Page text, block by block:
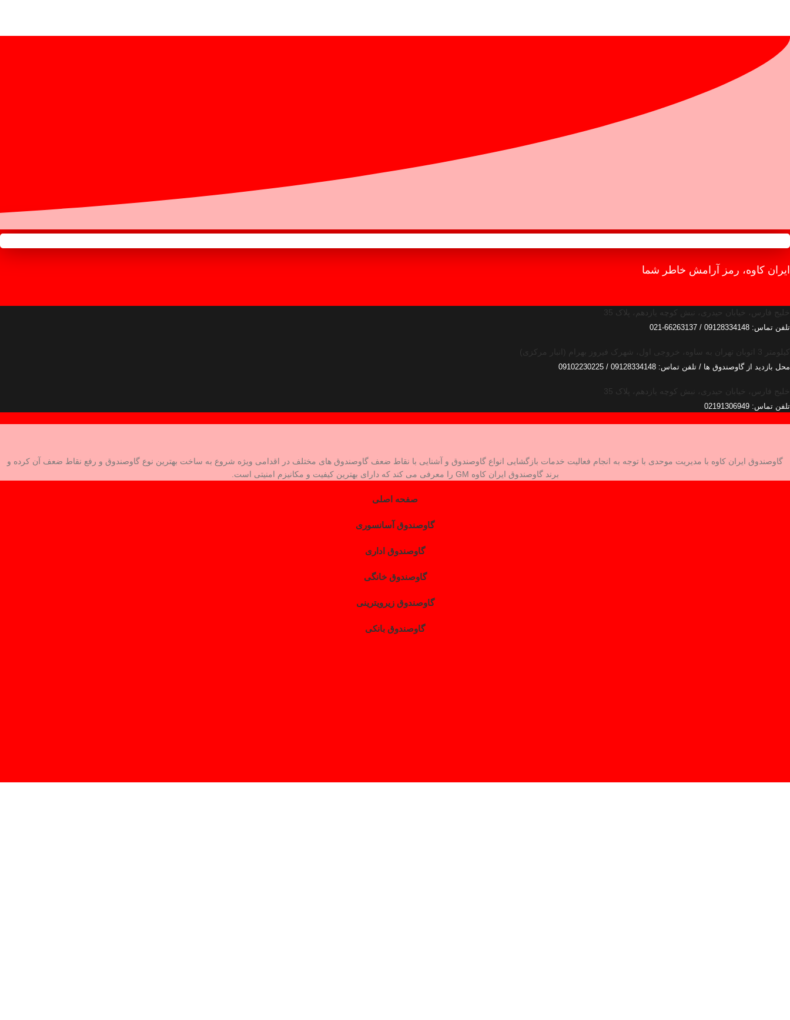
ایران کاوه، رمز آرامش خاطر شما
خلیج فارس، خیابان حیدری، نبش کوچه یازدهم، پلاک 35
تلفن تماس: 09128334148 / 66263137-021
کیلومتر 3 اتوبان تهران به ساوه، خروجی اول، شهرک فیروز بهرام (انبار مرکزی)
محل بازدید از گاوصندوق ها / تلفن تماس: 09128334148 / 09102230225
خلیج فارس، خیابان حیدری، نبش کوچه یازدهم، پلاک 35
تلفن تماس: 02191306949
گاوصندوق ایران کاوه با مدیریت موحدی با توجه به انجام فعالیت خدمات بازگشایی انواع گاوصندوق و آشنایی با نقاط ضعف گاوصندوق های مختلف در اقدامی ویژه شروع به ساخت بهترین نوع گاوصندوق و رفع نقاط ضعف آن کرده و
برند گاوصندوق ایران کاوه GM را معرفی می کند که دارای بهترین کیفیت و مکانیزم امنیتی است.
صفحه اصلی
گاوصندوق آسانسوری
گاوصندوق اداری
گاوصندوق خانگی
گاوصندوق زیرویترینی
گاوصندوق بانکی